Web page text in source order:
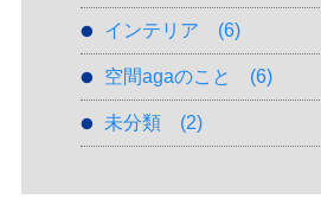
インテリア (6)
空間agaのこと (6)
未分類 (2)